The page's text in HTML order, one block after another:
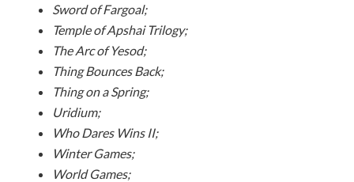
Sword of Fargoal;
Temple of Apshai Trilogy;
The Arc of Yesod;
Thing Bounces Back;
Thing on a Spring;
Uridium;
Who Dares Wins II;
Winter Games;
World Games;